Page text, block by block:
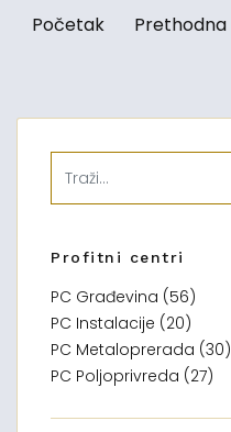
Početak Prethodna
Profitni centri
PC Građevina (56)
PC Instalacije (20)
PC Metaloprerada (30)
PC Poljoprivreda (27)